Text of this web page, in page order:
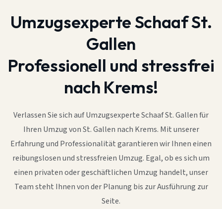
Umzugsexperte Schaaf St.
Gallen
Professionell und stressfrei
nach Krems!
Verlassen Sie sich auf Umzugsexperte Schaaf St. Gallen für
Ihren Umzug von St. Gallen nach Krems. Mit unserer
Erfahrung und Professionalität garantieren wir Ihnen einen
reibungslosen und stressfreien Umzug. Egal, ob es sich um
einen privaten oder geschäftlichen Umzug handelt, unser
Team steht Ihnen von der Planung bis zur Ausführung zur
Seite.